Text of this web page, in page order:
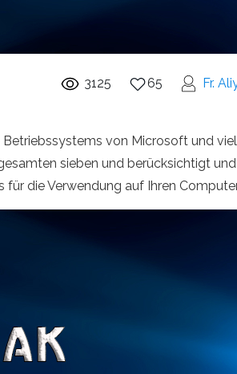
3125 65 Fr.
von Microsoft und
sieben und berücksichtigt
die Verwendung auf Ihren